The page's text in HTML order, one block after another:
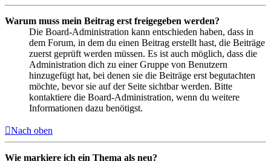
Warum muss mein Beitrag erst freigegeben werden?
Die Board-Administration kann entschieden haben, dass in
dem Forum, in dem du einen Beitrag erstellt hast, die Beiträge
zuerst geprüft werden müssen. Es ist auch möglich, dass die
Administration dich zu einer Gruppe von Benutzern
hinzugefügt hat, bei denen sie die Beiträge erst begutachten
möchte, bevor sie auf der Seite sichtbar werden. Bitte
kontaktiere die Board-Administration, wenn du weitere
Informationen dazu benötigst.
Nach oben
Wie markiere ich ein Thema als neu?